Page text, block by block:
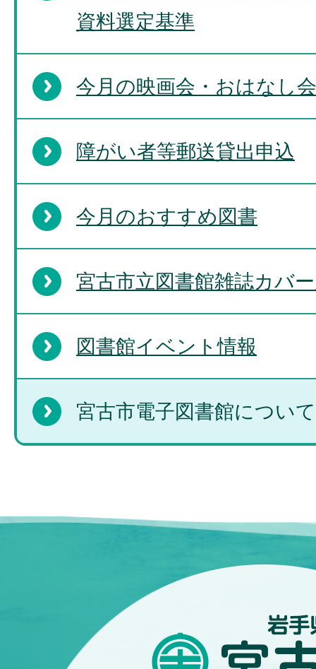
資料選定基準
今月の映画会・おはなし会
障がい者等郵送貸出申込
今月のおすすめ図書
宮古市立図書館雑誌カバ
図書館イベント情報
宮古市電子図書館について